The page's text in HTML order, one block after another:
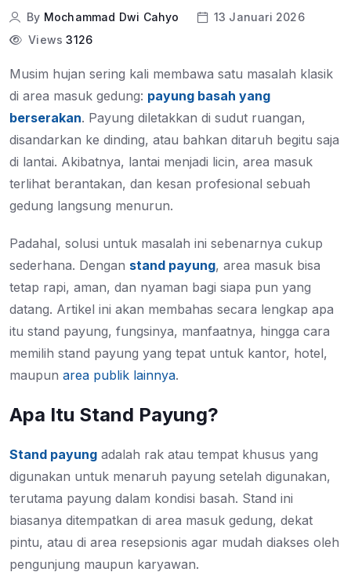
By Mochammad Dwi Cahyo
13 Januari 2026
Views 3126
Musim hujan sering kali membawa satu masalah klasik
di area masuk gedung: payung basah yang
berserakan. Payung diletakkan di sudut ruangan,
disandarkan ke dinding, atau bahkan ditaruh begitu saja
di lantai. Akibatnya, lantai menjadi licin, area masuk
terlihat berantakan, dan kesan profesional sebuah
gedung langsung menurun.
Padahal, solusi untuk masalah ini sebenarnya cukup
sederhana. Dengan stand payung, area masuk bisa
tetap rapi, aman, dan nyaman bagi siapa pun yang
datang. Artikel ini akan membahas secara lengkap apa
itu stand payung, fungsinya, manfaatnya, hingga cara
memilih stand payung yang tepat untuk kantor, hotel,
maupun area publik lainnya.
Apa Itu Stand Payung?
Stand payung adalah rak atau tempat khusus yang
digunakan untuk menaruh payung setelah digunakan,
terutama payung dalam kondisi basah. Stand ini
biasanya ditempatkan di area masuk gedung, dekat
pintu, atau di area resepsionis agar mudah diakses oleh
pengunjung maupun karyawan.